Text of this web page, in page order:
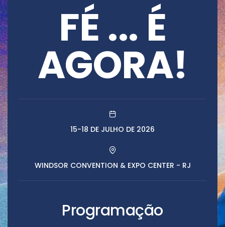
FÉ ... É
AGORA!
15-18 DE JULHO DE 2026
WINDSOR CONVENTION & EXPO CENTER - RJ
Programação